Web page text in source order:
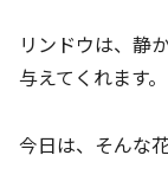
リンドウは、静
与えてくれます。
今日は、そんな